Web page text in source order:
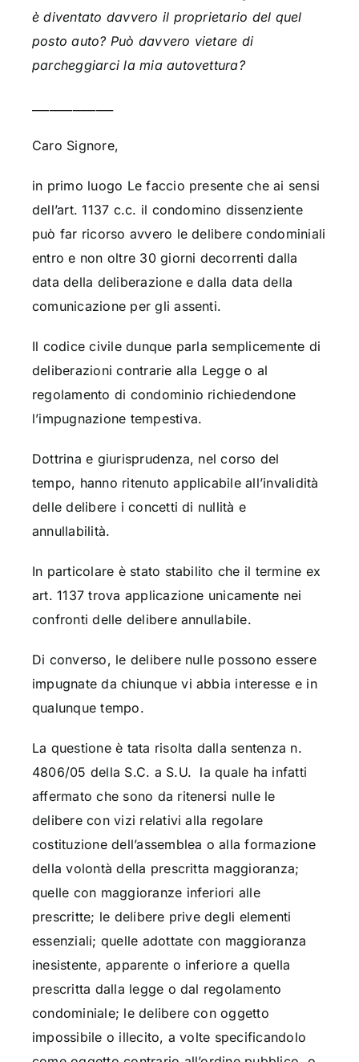
è diventato davvero il proprietario del quel
posto auto? Può davvero vietare di
parcheggiarci la mia autovettura?
Caro Signore,
in primo luogo Le faccio presente che ai sensi
dell’art. 1137 c.c. il condomino dissenziente
può far ricorso avvero le delibere condominiali
entro e non oltre 30 giorni decorrenti dalla
data della deliberazione e dalla data della
comunicazione per gli assenti.
Il codice civile dunque parla semplicemente di
deliberazioni contrarie alla Legge o al
regolamento di condominio richiedendone
l’impugnazione tempestiva.
Dottrina e giurisprudenza, nel corso del
tempo, hanno ritenuto applicabile all’invalidità
delle delibere i concetti di nullità e
annullabilità.
In particolare è stato stabilito che il termine ex
art. 1137 trova applicazione unicamente nei
confronti delle delibere annullabile.
Di converso, le delibere nulle possono essere
impugnate da chiunque vi abbia interesse e in
qualunque tempo.
La questione è tata risolta dalla sentenza n.
4806/05 della S.C. a S.U. la quale ha infatti
affermato che sono da ritenersi nulle le
delibere con vizi relativi alla regolare
costituzione dell’assemblea o alla formazione
della volontà della prescritta maggioranza;
quelle con maggioranze inferiori alle
prescritte; le delibere prive degli elementi
essenziali; quelle adottate con maggioranza
inesistente, apparente o inferiore a quella
prescritta dalla legge o dal regolamento
condominiale; le delibere con oggetto
impossibile o illecito, a volte specificandolo